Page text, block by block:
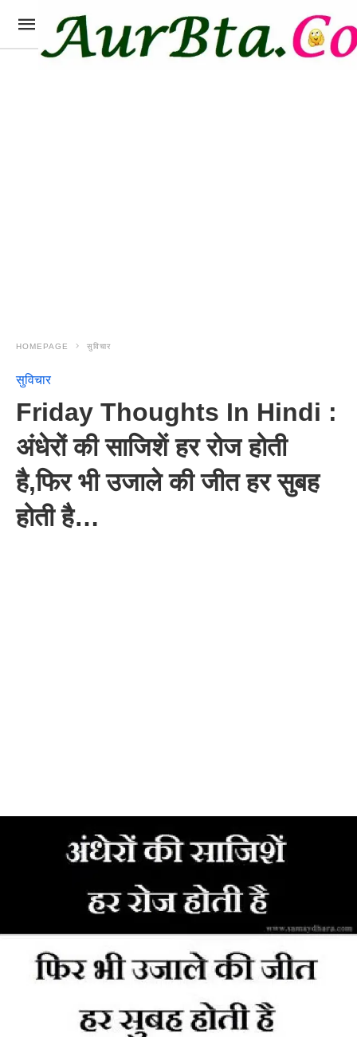
HOMEPAGE सुविचार
सुविचार
Friday Thoughts In Hindi :
अंधेरों की साजिशें हर रोज होती
है,फिर भी उजाले की जीत हर सुबह
होती है…